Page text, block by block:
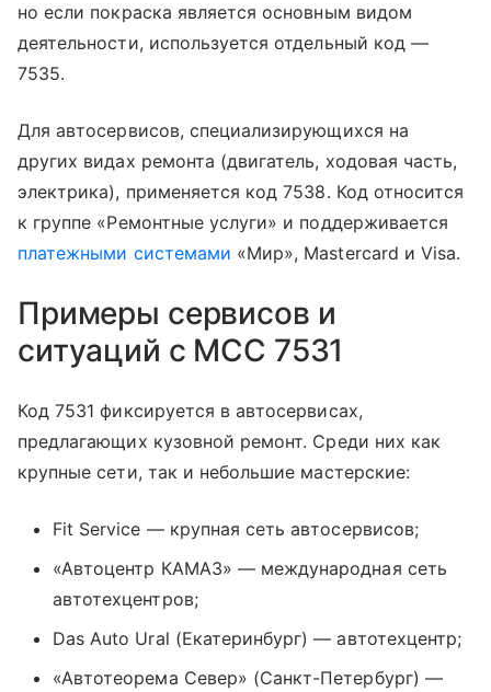
но если покраска является основным видом
деятельности, используется отдельный код —
7535.
Для автосервисов, специализирующихся на
других видах ремонта (двигатель, ходовая часть,
электрика), применяется код 7538. Код относится
к группе «Ремонтные услуги» и поддерживается
платежными системами «Мир», Mastercard и Visa.
Примеры сервисов и
ситуаций с MCC 7531
Код 7531 фиксируется в автосервисах,
предлагающих кузовной ремонт. Среди них как
крупные сети, так и небольшие мастерские:
Fit Service — крупная сеть автосервисов;
«Автоцентр КАМАЗ» — международная сеть
автотехцентров;
Das Auto Ural (Екатеринбург) — автотехцентр;
«Автотеорема Север» (Санкт-Петербург) —